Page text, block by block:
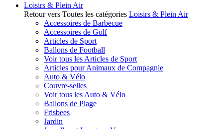
Loisirs & Plein Air
Retour vers Toutes les catégories Loisirs & Plein Air
Accessoires de Barbecue
Accessoires de Golf
Articles de Sport
Ballons de Football
Voir tous les Articles de Sport
Articles pour Animaux de Compagnie
Auto & Vélo
Couvre-selles
Voir tous les Auto & Vélo
Ballons de Plage
Frisbees
Jardin